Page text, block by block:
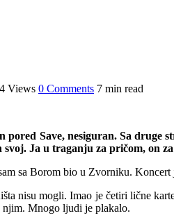
Views 0 Comments 7 min read
pored Save, nesiguran. Sa
Ja u traganju za pričom, on
sa Borom bio u Zvorniku.
nisu mogli. Imao je četiri lične
njim. Mnogo ljudi je plakalo.